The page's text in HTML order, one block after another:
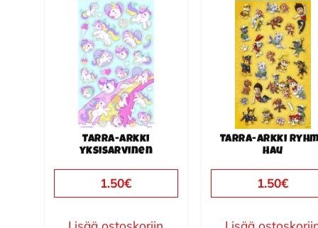
Tarra-arkki
yksisarvinen
1.50€
Tarra-arkki
Hau
1.50€